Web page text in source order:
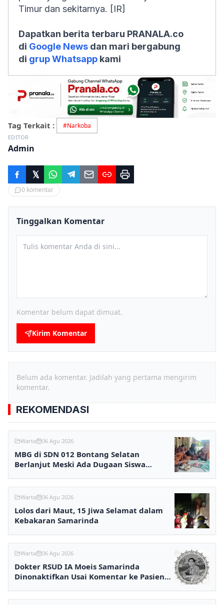
Timur dan sekitarnya. [IR]
Dapatkan berita terbaru PRANALA.co
di Google News dan mari bergabung
di grup Whatsapp kami
Tag Terkait : #Narkoba
EDITOR
Admin
0 komentar
Tinggalkan Komentar
Komentar belum dapat dimuat.
Kirim Komentar
Belum ada komentar. Jadilah yang pertama mengirim
komentar.
REKOMENDASI
Warta 06 Agu 2026
MBG di SDN 012 Bontang Selatan
Berlanjut Meski Ada Dugaan Siswa
Warta 06 Agu 2026
Lolos dari Maut, 15 Jiwa Selamat dalam
Kebakaran Samarinda
Warta 06 Agu 2026
Dokter RSUD IA Moeis Samarinda
Dinonaktifkan Usai Komentar ke Pasien